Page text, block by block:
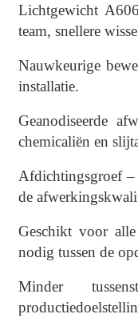
Lichtgewicht
team, snellere
Nauwkeurige
installatie.
Geanodiseerde
chemicaliën en
Afdichtingsgroef –
de
Geschikt voor
nodig tussen de
Minder